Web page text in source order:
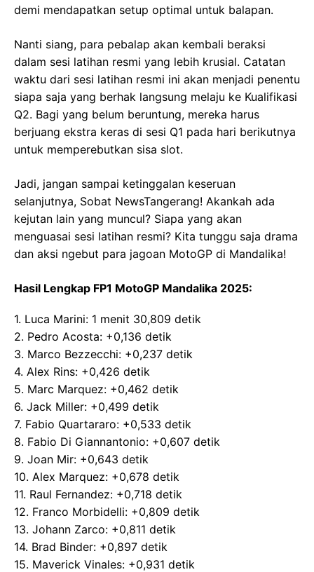
demi mendapatkan setup optimal untuk balapan.
Nanti siang, para pebalap akan kembali beraksi
dalam sesi latihan resmi yang lebih krusial. Catatan
waktu dari sesi latihan resmi ini akan menjadi penentu
siapa saja yang berhak langsung melaju ke Kualifikasi
Q2. Bagi yang belum beruntung, mereka harus
berjuang ekstra keras di sesi Q1 pada hari berikutnya
untuk memperebutkan sisa slot.
Jadi, jangan sampai ketinggalan keseruan
selanjutnya, Sobat NewsTangerang! Akankah ada
kejutan lain yang muncul? Siapa yang akan
menguasai sesi latihan resmi? Kita tunggu saja drama
dan aksi ngebut para jagoan MotoGP di Mandalika!
Hasil Lengkap FP1 MotoGP Mandalika 2025:
1. Luca Marini: 1 menit 30,809 detik
2. Pedro Acosta: +0,136 detik
3. Marco Bezzecchi: +0,237 detik
4. Alex Rins: +0,426 detik
5. Marc Marquez: +0,462 detik
6. Jack Miller: +0,499 detik
7. Fabio Quartararo: +0,533 detik
8. Fabio Di Giannantonio: +0,607 detik
9. Joan Mir: +0,643 detik
10. Alex Marquez: +0,678 detik
11. Raul Fernandez: +0,718 detik
12. Franco Morbidelli: +0,809 detik
13. Johann Zarco: +0,811 detik
14. Brad Binder: +0,897 detik
15. Maverick Vinales: +0,931 detik